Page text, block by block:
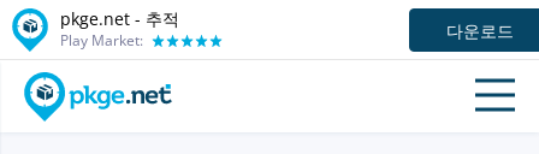
pkge.net - 추적
Play Market: 다운로드